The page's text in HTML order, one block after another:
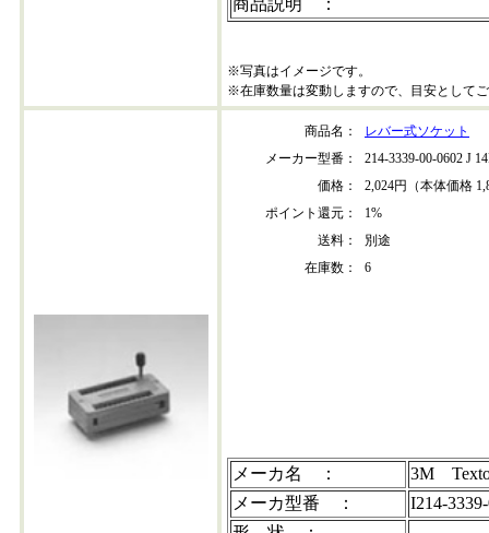
商品説明 ：
※写真はイメージです。
※在庫数量は変動しますので、目安として
商品名：
レバー式ソケット
メーカー型番：
214-3339-00-0602 J
価格：
2,024円（本体価格
ポイント還元：
1%
送料：
別途
在庫数：
6
メーカ名 ：
3M
メーカ型番 ：
I214-